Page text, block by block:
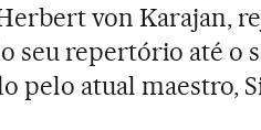
von Karajan,
seu repertório até o
pelo atual maestro,